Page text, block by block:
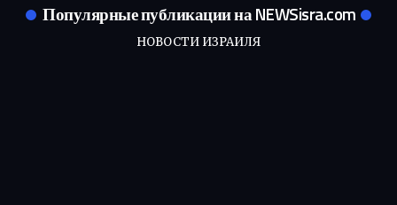
Популярные публикации на NEWSisra.com
НОВОСТИ ИЗРАИЛЯ